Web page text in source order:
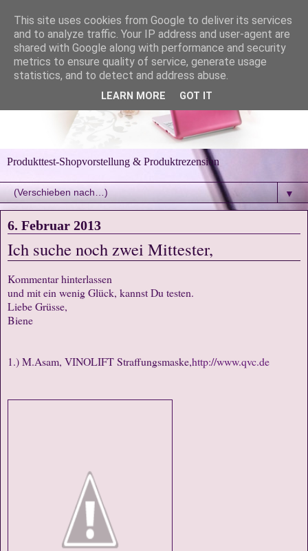
Produkttest-Shopvorstellung & Produktrezension
▼
6. Februar 2013
Ich suche noch zwei Mittester,
Kommentar hinterlassen
und mit ein wenig Glück, kannst Du testen.
Liebe Grüsse,
Biene
1.) M.Asam, VINOLIFT Straffungsmaske,http://www.qvc.de
This site uses cookies from Google to deliver its services
and to analyze traffic. Your IP address and user-agent are
shared with Google along with performance and security
metrics to ensure quality of service, generate usage
statistics, and to detect and address abuse.
LEARN MORE GOT IT